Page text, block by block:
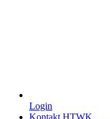
Login